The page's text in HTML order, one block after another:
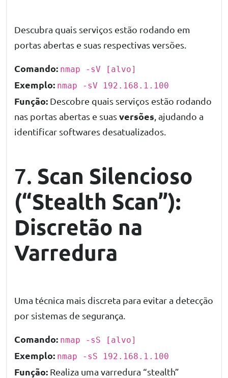
Descubra quais serviços estão rodando em
portas abertas e suas respectivas versões.
Comando: nmap -sV [alvo]
Exemplo: nmap -sV 192.168.1.100
Função: Descobre quais serviços estão rodando
nas portas abertas e suasversões , ajudando a
identificar softwares desatualizados.
7. Scan Silencioso
(“Stealth Scan”):
Discretão na
Varredura
Uma técnica mais discreta para evitar a detecção
por sistemas de segurança.
Comando: nmap -sS [alvo]
Exemplo: nmap -sS 192.168.1.100
Função: Realiza uma varredura “stealth”